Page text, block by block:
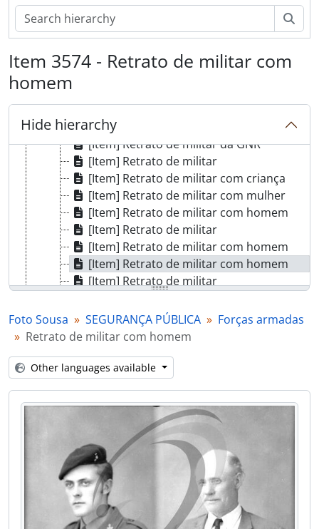
Item 3574 - Retrato de militar com
homem
Hide hierarchy
[Item] Retrato de militar
[Item] Retrato de militar
[Item] Retrato de militar
[Item] Retrato de militar
[Item] Retrato de militar
[Item] Confraternização, R.C.5
[Item] Retrato de militar da GNR
[Item] Retrato de militar
[Item] Retrato de militar com criança
[Item] Retrato de militar com mulher
[Item] Retrato de militar com homem
[Item] Retrato de militar
[Item] Retrato de militar com homem
[Item] Retrato de militar com homem
[Item] Retrato de militar
[Item] Retrato de militar com mulher
[Item] Retrato de militar
[Item] Retrato de militares da GNR
[Item] Retrato de militar da GNR
[Item] Retrato de militar da GNR com mulher
[Item] Retrato de militar com homem
[Item] Retrato de militar
[Part] TRANSPORTES
[Part] OBRAS PÚBLICAS
[Part] PATRIMÓNIO
[Part] INSTITUIÇÕES
[Part] ASSOCIAÇÕES
Foto Sousa SEGURANÇA PÚBLICA
Forças armadas
Retrato de militar com homem
Other languages available